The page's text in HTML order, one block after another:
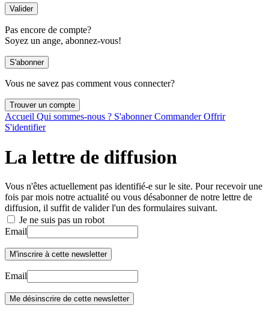
Pas encore de compte?
Soyez un ange, abonnez-vous!
Vous ne savez pas comment vous connecter?
Accueil Qui sommes-nous ? S'abonnerCommanderOffrir
S'identifier
La lettre de diffusion
Vous n'êtes actuellement pas identifié-e sur le site. Pour recevoir une
fois par mois notre actualité ou vous désabonner de notre lettre de
diffusion, il suffit de valider l'un des formulaires suivant.
Je ne suis pas un robot
Email
Email